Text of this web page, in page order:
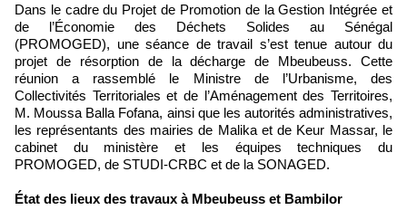
Dans le cadre du Projet de Promotion de la Gestion Intégrée et
de l’Économie des Déchets Solides au Sénégal
(PROMOGED), une séance de travail s’est tenue autour du
projet de résorption de la décharge de Mbeubeuss. Cette
réunion a rassemblé le Ministre de l’Urbanisme, des
Collectivités Territoriales et de l’Aménagement des Territoires,
M. Moussa Balla Fofana, ainsi que les autorités administratives,
les représentants des mairies de Malika et de Keur Massar, le
cabinet du ministère et les équipes techniques du
PROMOGED, de STUDI-CRBC et de la SONAGED.
État des lieux des travaux à Mbeubeuss et Bambilor